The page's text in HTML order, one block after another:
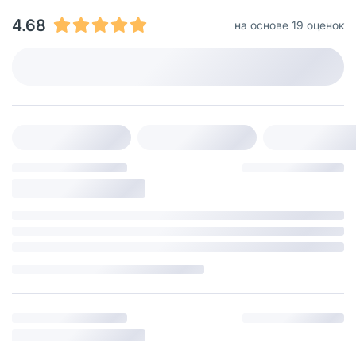
4.68
на основе 19 оценок